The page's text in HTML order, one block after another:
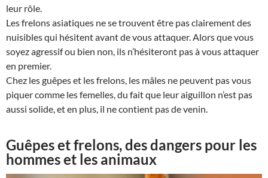
leur rôle.
Les frelons asiatiques ne se trouvent être pas clairement des
nuisibles qui hésitent avant de vous attaquer. Alors que vous
soyez agressif ou bien non, ils n’hésiteront pas à vous attaquer
en premier.
Chez les guêpes et les frelons, les mâles ne peuvent pas vous
piquer comme les femelles, du fait que leur aiguillon n’est pas
aussi solide, et en plus, il ne contient pas de venin.
Guêpes et frelons, des dangers pour les
hommes et les animaux